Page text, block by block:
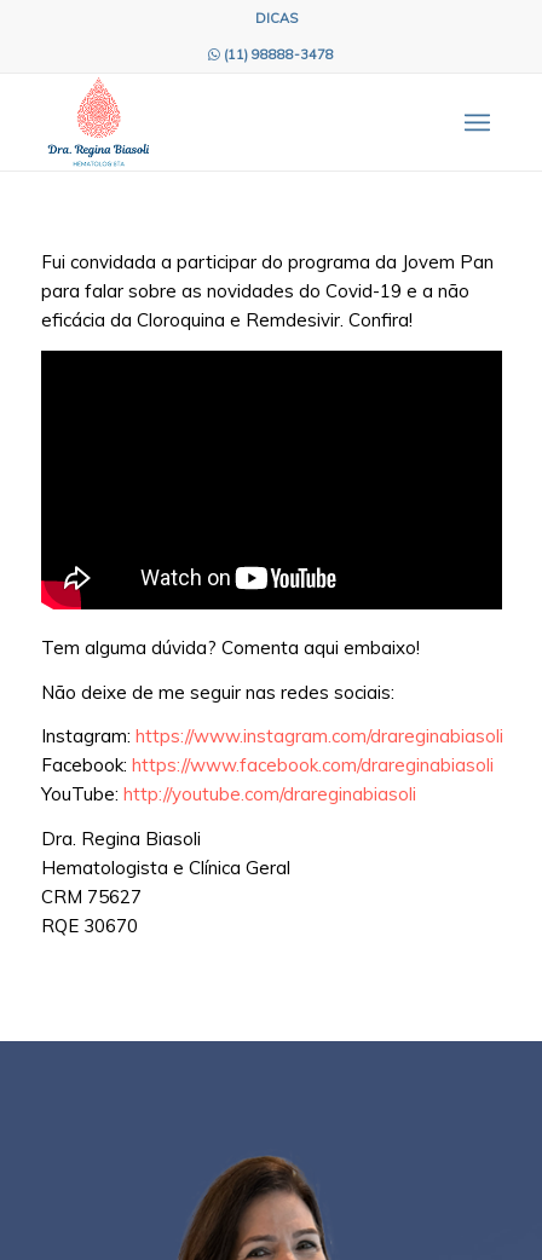
DICAS
(11) 98888-3478
Fui convidada a participar do programa da Jovem Pan
para falar sobre as novidades do Covid-19 e a não
eficácia da Cloroquina e Remdesivir. Confira!
Tem alguma dúvida? Comenta aqui embaixo!
Não deixe de me seguir nas redes sociais:
Instagram: https://www.instagram.com/drareginabiasoli
Facebook: https://www.facebook.com/drareginabiasoli
YouTube: http://youtube.com/drareginabiasoli
Dra. Regina Biasoli
Hematologista e Clínica Geral
CRM 75627
RQE 30670